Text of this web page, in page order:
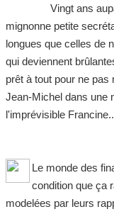
Vingt ans
mignonne petite
longues que celles de
qui deviennent
prêt à tout pour ne
Jean-Michel dans une
l'imprévisible
Le monde des
condition que ça
modelées par leurs